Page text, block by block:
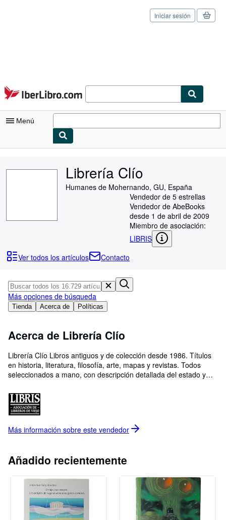
Pasar al contenido principal
IberLibro.com
Iniciar sesión
Menú
Consultar mis pedidos
Arte y coleccionismo
Vendedores
Comenzar a vender
CERRAR
Librería Clío
Humanes de Mohernando, GU, España
Vendedor de 5 estrellas
Vendedor de AbeBooks
desde 1 de abril de 2009
Miembro de asociación:
LIBRIS
Ver todos los artículos
Contacto
Tienda Acerca de Políticas
Más opciones de búsqueda
Acerca de Librería Clío
Librería Clío Libros antiguos y de colección desde 1986. Títulos
en historia, literatura, filosofía, arte, mapas y revistas. Todos
seleccionados a mano, con descripción detallada del estado y
y colección. Miembros de LIBRIS (Asociación de Libreros de
Viejo) y de la Asociación de Libreros de Lance. Envío en 48/72h.
Encuéntranos también en libreriaclio.com con un 5% de
descuento adicional en todos los títulos. Más de 35 años
buscando el libro que tú necesitas.
Más información sobre este vendedor
Añadido recientemente